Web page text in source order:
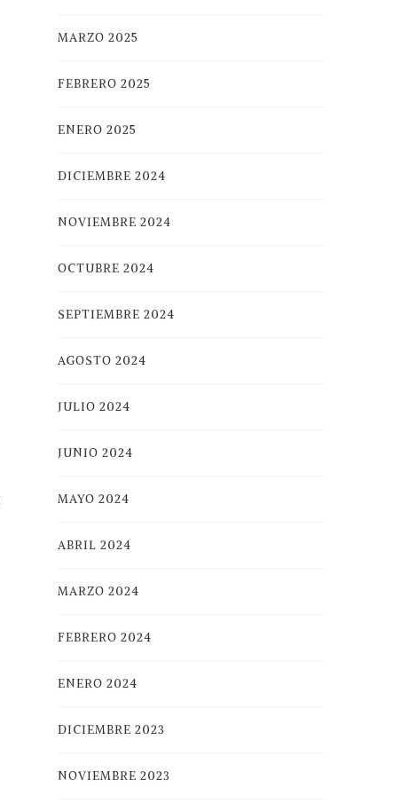
MARZO 2025
FEBRERO 2025
ENERO 2025
DICIEMBRE 2024
NOVIEMBRE 2024
OCTUBRE 2024
SEPTIEMBRE 2024
AGOSTO 2024
JULIO 2024
JUNIO 2024
MAYO 2024
ABRIL 2024
MARZO 2024
FEBRERO 2024
ENERO 2024
DICIEMBRE 2023
NOVIEMBRE 2023